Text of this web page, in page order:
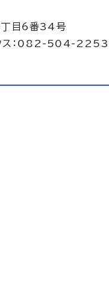
目6番34号
ス：082-504-2253